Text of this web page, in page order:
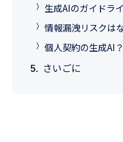
生成AIのガイドラ
情報漏洩リスクは
個人契約の生成AI？
さいごに